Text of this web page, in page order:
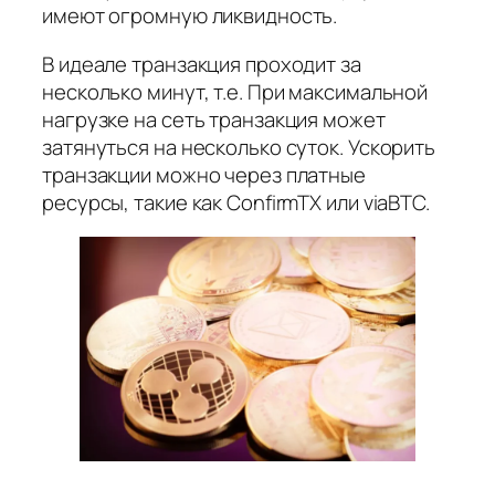
имеют огромную ликвидность.
В идеале транзакция проходит за
несколько минут, т.е. При максимальной
нагрузке на сеть транзакция может
затянуться на несколько суток. Ускорить
транзакции можно через платные
ресурсы, такие как ConfirmTX или viaBTC.